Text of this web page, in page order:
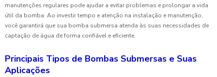
manutenções regulares pode ajudar a evitar problemas e prolongar a vida
útil da bomba. Ao investir tempo e atenção na instalação e manutenção,
você garantirá que sua bomba submersa atenda às suas necessidades de
captação de água de forma confiável e eficiente.
Principais Tipos de Bombas Submersas e Suas
Aplicações